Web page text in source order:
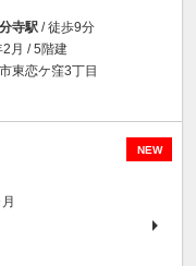
寺駅 / 徒歩9分
月 / 5階建
東恋ケ窪3丁目
NEW